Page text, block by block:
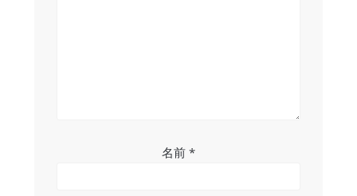
名前 *